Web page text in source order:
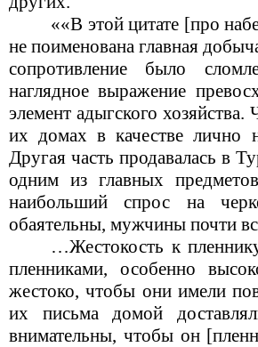
««В этой цитате [про
не поименована главная
сопротивление было
наглядное выражение
элемент адыгского
их домах в качестве лично
Другая часть продавалась в
одним из главных
наибольший спрос на
обаятельны, мужчины почти
…Жестокость к
пленниками, особенно
жестоко, чтобы они имели
их письма домой
внимательны, чтобы он